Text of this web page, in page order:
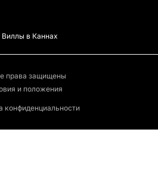
права защищены
и положения
конфиденциальности